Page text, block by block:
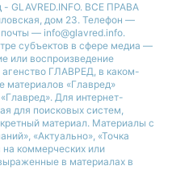
GLAVRED.INFO. ВСЕ ПРАВА
дом 23. Телефон —
— info@glavred.info.
cубъектов в сфере медиа —
или воспроизведение
ГЛАВРЕД, в каком-
материалов «Главред»
Для интернет-
для поисковых систем,
материал. Материалы с
«Актуально», «Точка
коммерческих или
в материалах в